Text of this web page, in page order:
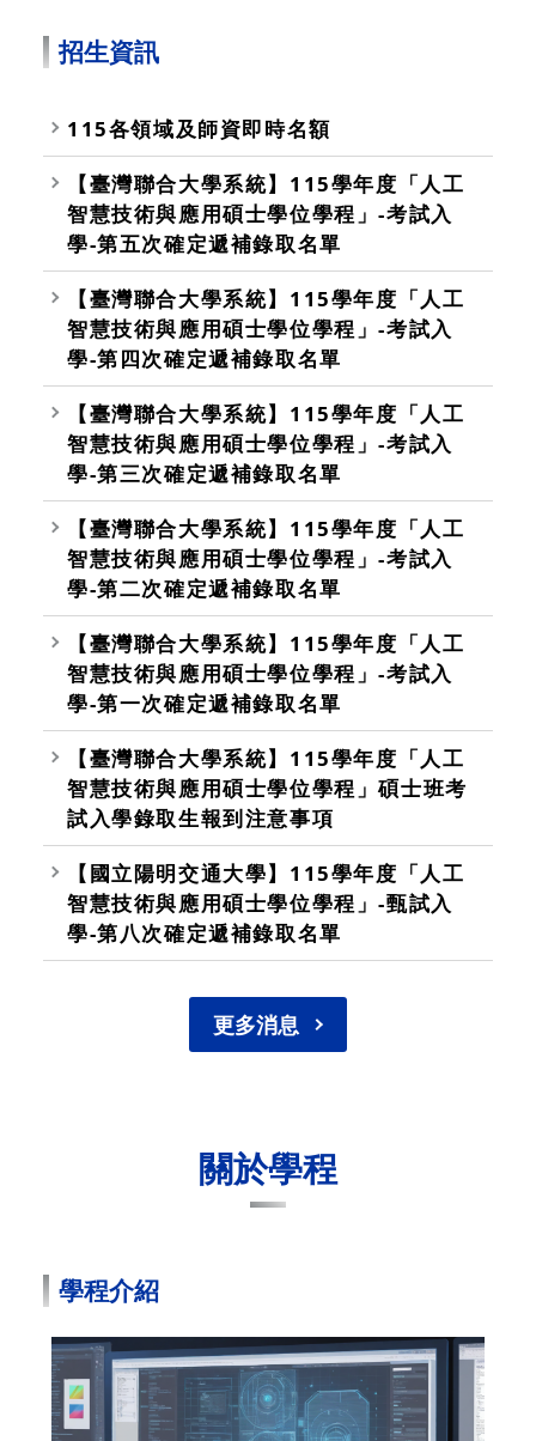
招生資訊
115各領域及師資即時名額
【臺灣聯合大學系統】115學年度「人工
智慧技術與應用碩士學位學程」-考試入
學-第五次確定遞補錄取名單
【臺灣聯合大學系統】115學年度「人工
智慧技術與應用碩士學位學程」-考試入
學-第四次確定遞補錄取名單
【臺灣聯合大學系統】115學年度「人工
智慧技術與應用碩士學位學程」-考試入
學-第三次確定遞補錄取名單
【臺灣聯合大學系統】115學年度「人工
智慧技術與應用碩士學位學程」-考試入
學-第二次確定遞補錄取名單
【臺灣聯合大學系統】115學年度「人工
智慧技術與應用碩士學位學程」-考試入
學-第一次確定遞補錄取名單
【臺灣聯合大學系統】115學年度「人工
智慧技術與應用碩士學位學程」碩士班考
試入學錄取生報到注意事項
【國立陽明交通大學】115學年度「人工
智慧技術與應用碩士學位學程」-甄試入
學-第八次確定遞補錄取名單
更多消息
關於學程
學程介紹